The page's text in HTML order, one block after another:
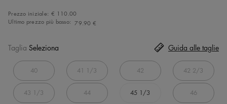
Prezzo iniziale: € 110.00
Ultimo prezzo più basso: 79.90 €
Taglia Seleziona
40 41 1/3 42 42 2/3
43 1/3 44 45 1/3 46
Guida alle taglie